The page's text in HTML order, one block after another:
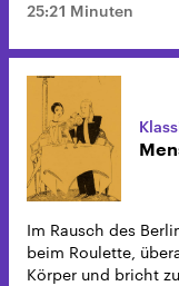
25:21 Minuten
Im Rausch des
beim Roulette,
Körper und bricht